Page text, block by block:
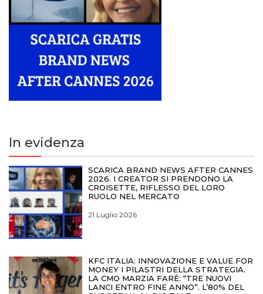
In evidenza
SCARICA BRAND NEWS AFTER CANNES
2026. I CREATOR SI PRENDONO LA
CROISETTE, RIFLESSO DEL LORO
RUOLO NEL MERCATO
21 Luglio 2026
KFC ITALIA: INNOVAZIONE E VALUE FOR
MONEY I PILASTRI DELLA STRATEGIA.
LA CMO MARZIA FARÈ: “TRE NUOVI
LANCI ENTRO FINE ANNO”. L’80% DEL